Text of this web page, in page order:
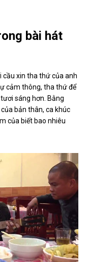
bài hát
cầu xin tha thứ của anh
cảm thông, tha thứ để
sáng hơn. Bằng
bản thân, ca khúc
của biết bao nhiêu